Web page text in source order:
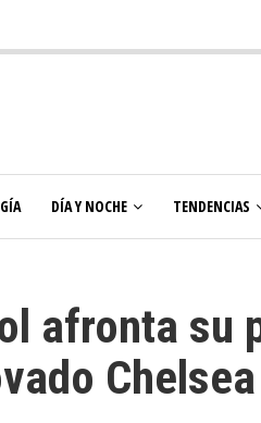
DÍA Y NOCHE TENDENCIAS
afronta su
Chelsea